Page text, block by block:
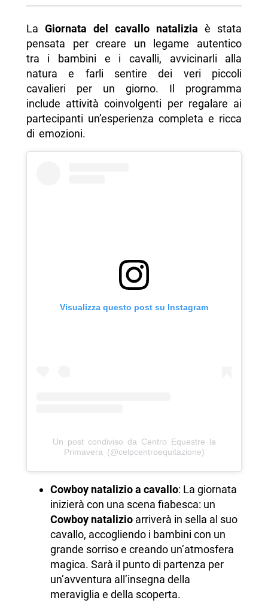
La Giornata del cavallo natalizia è stata
pensata per creare un legame autentico
tra i bambini e i cavalli, avvicinarli alla
natura e farli sentire dei veri piccoli
cavalieri per un giorno. Il programma
include attività coinvolgenti per regalare ai
partecipanti un’esperienza completa e ricca
di emozioni.
Visualizza questo post su Instagram
Un post condiviso da Centro Equestre la
Primavera (@celpcentroequitazione)
Cowboy natalizio a cavallo: La giornata
inizierà con una scena fiabesca: un
Cowboy natalizioarriverà in sella al suo
cavallo, accogliendo i bambini con un
grande sorriso e creando un’atmosfera
magica. Sarà il punto di partenza per
un’avventura all’insegna della
meraviglia e della scoperta.